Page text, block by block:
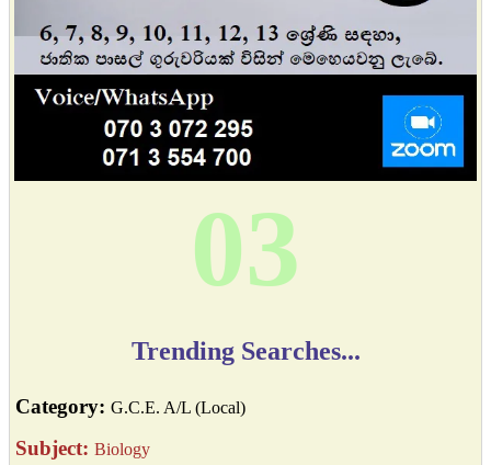
04
Trending Searches...
Category: G.C.E. A/L (Local)
Subject: Biology